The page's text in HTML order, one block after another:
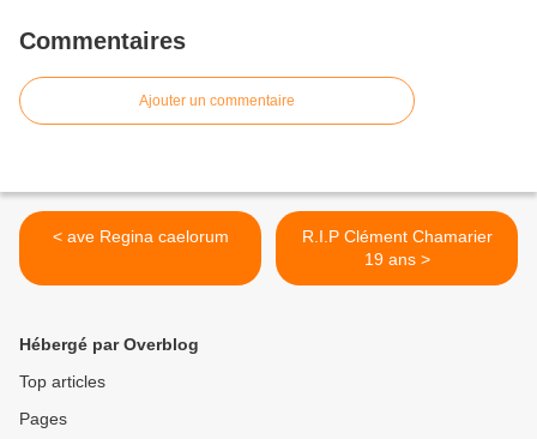
Commentaires
Ajouter un commentaire
< ave Regina caelorum
R.I.P Clément Chamarier
19 ans >
Hébergé par Overblog
Top articles
Pages